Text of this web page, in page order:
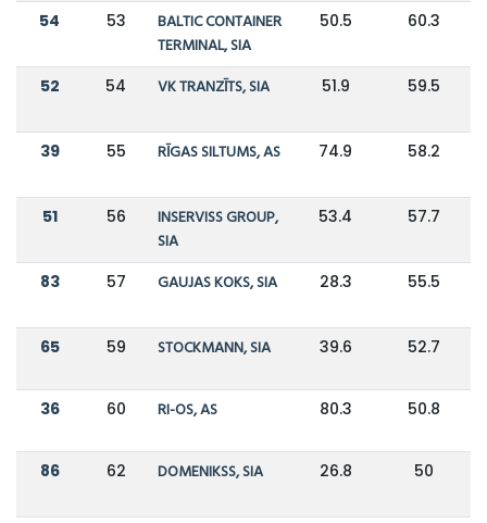
54 53
BALTIC CONTAINER
TERMINAL, SIA
50.5 60.3
52 54 VK TRANZĪTS, SIA 51.9 59.5
39 55 RĪGAS SILTUMS, AS 74.9 58.2
51 56
INSERVISS GROUP,
SIA
53.4 57.7
83 57 GAUJAS KOKS, SIA 28.3 55.5
65 59 STOCKMANN, SIA 39.6 52.7
36 60 RI-OS, AS 80.3 50.8
86 62 DOMENIKSS, SIA 26.8 50